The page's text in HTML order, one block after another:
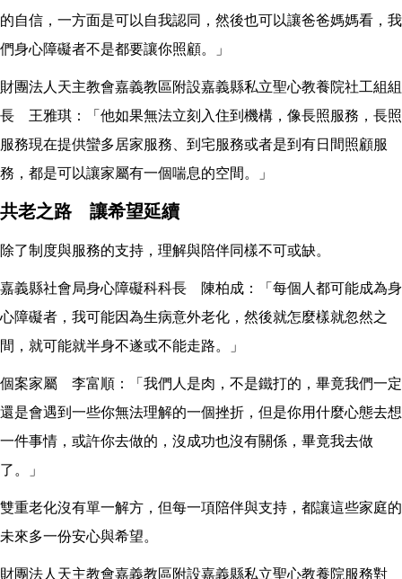
的自信，一方面是可以自我認同，然後也可以讓爸爸媽媽看，我
們身心障礙者不是都要讓你照顧。」
財團法人天主教會嘉義教區附設嘉義縣私立聖心教養院社工組組
長 王雅琪：「他如果無法立刻入住到機構，像長照服務，長照
服務現在提供蠻多居家服務、到宅服務或者是到有日間照顧服
務，都是可以讓家屬有一個喘息的空間。」
共老之路 讓希望延續
除了制度與服務的支持，理解與陪伴同樣不可或缺。
嘉義縣社會局身心障礙科科長 陳柏成：「每個人都可能成為身
心障礙者，我可能因為生病意外老化，然後就怎麼樣就忽然之
間，就可能就半身不遂或不能走路。」
個案家屬 李富順：「我們人是肉，不是鐵打的，畢竟我們一定
還是會遇到一些你無法理解的一個挫折，但是你用什麼心態去想
一件事情，或許你去做的，沒成功也沒有關係，畢竟我去做
了。」
雙重老化沒有單一解方，但每一項陪伴與支持，都讓這些家庭的
未來多一份安心與希望。
財團法人天主教會嘉義教區附設嘉義縣私立聖心教養院服務對